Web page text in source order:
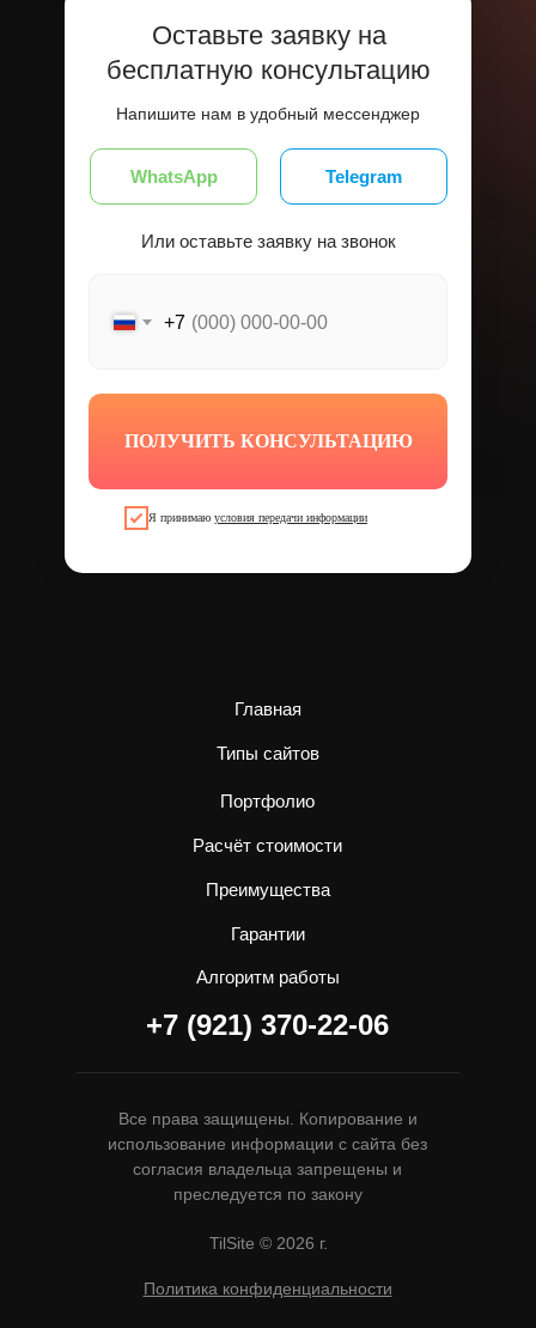
Оставьте заявку на
бесплатную консультацию
Напишите нам в удобный мессенджер
Telegram
Или оставьте заявку на звонок
WhatsApp
Я принимаю условия передачи информации
+7
ПОЛУЧИТЬ КОНСУЛЬТАЦИЮ
TilSite © 2026 г.
Все права защищены. Копирование и
использование информации с сайта без
согласия владельца запрещены и
преследуется по закону
Политика конфиденциальности
Типы сайтов
Портфолио
Расчёт стоимости
Преимущества
Гарантии
+7 (921) 370-22-06
Главная
Алгоритм работы